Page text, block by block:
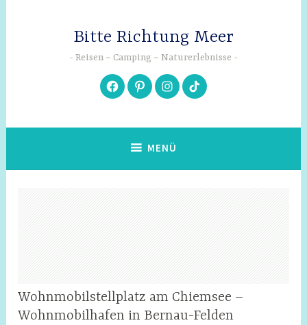
Bitte Richtung Meer
Reisen ~ Camping ~ Naturerlebnisse
Facebook
PinterestInstagram
TikTok
MENÜ
STELLPLÄTZE &
CAMPINGPLÄTZE
Wohnmobilstellplatz am Chiemsee –
Wohnmobilhafen in Bernau-Felden